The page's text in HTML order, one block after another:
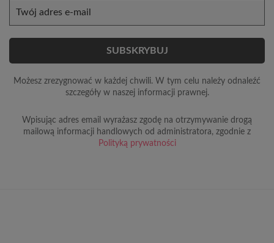
Możesz zrezygnować w każdej chwili. W tym celu należy odnaleźć
szczegóły w naszej informacji prawnej.
Wpisując adres email wyrażasz zgodę na otrzymywanie drogą
mailową informacji handlowych od administratora, zgodnie z
Polityką prywatności